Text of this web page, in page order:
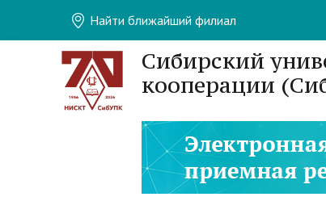
Найти ближайший филиал
Сибирский
кооперации